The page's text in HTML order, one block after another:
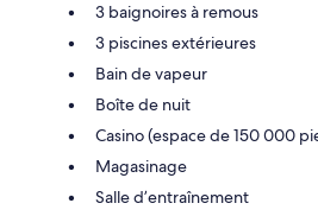
3 baignoires à remous
3 piscines extérieures
Bain de vapeur
Boîte de nuit
Casino (espace de 150 000
Magasinage
Salle d’entraînement